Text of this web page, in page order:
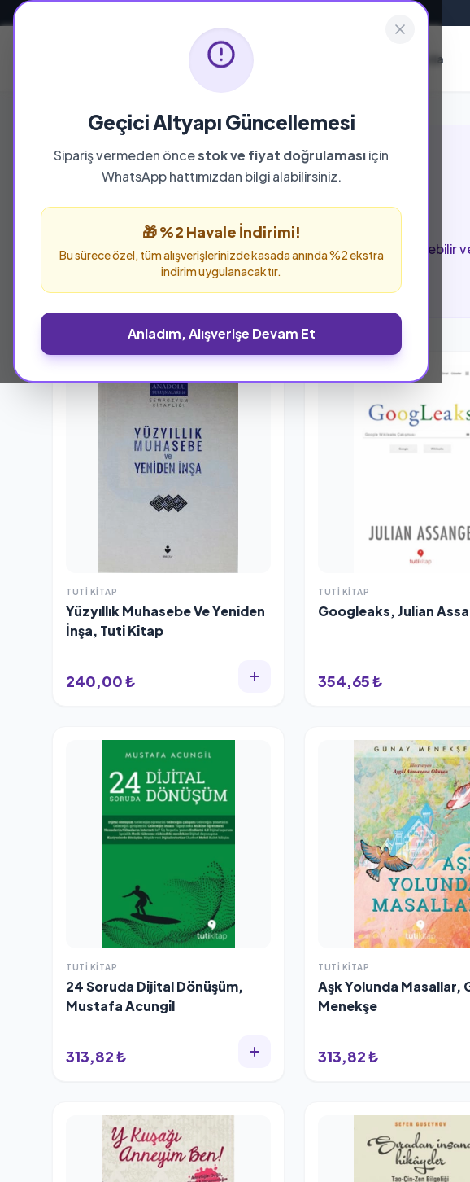
Geçici Altyapı Güncellemesi
Sipariş vermeden öncestok ve fiyat doğrulamasıiçin
WhatsApp hattımızdan bilgi alabilirsiniz.
🎁 %2 Havale İndirimi!
Bu sürece özel, tüm alışverişlerinizde kasada anında %2 ekstra
indirim uygulanacaktır.
Anladım, Alışverişe Devam Et
Hakkımızda
YAYINEVI
Tuti Kitap
Tuti Kitap yayınevine ait tüm eserleri bu sayfada inceleyebilir
verebilirsiniz.
TUTI KITAP
Yüzyıllık Muhasebe Ve Yeniden
İnşa, Tuti Kitap
240,00 ₺
TUTI KITAP
Googleaks, Julian
354,65 ₺
TUTI KITAP
24 Soruda Dijital Dönüşüm,
Mustafa Acungil
313,82 ₺
TUTI KITAP
Aşk Yolunda Masallar,
Menekşe
313,82 ₺